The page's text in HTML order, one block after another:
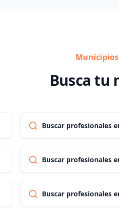
Busca tu
Buscar profesionales
Buscar profesionales
Buscar profesionales